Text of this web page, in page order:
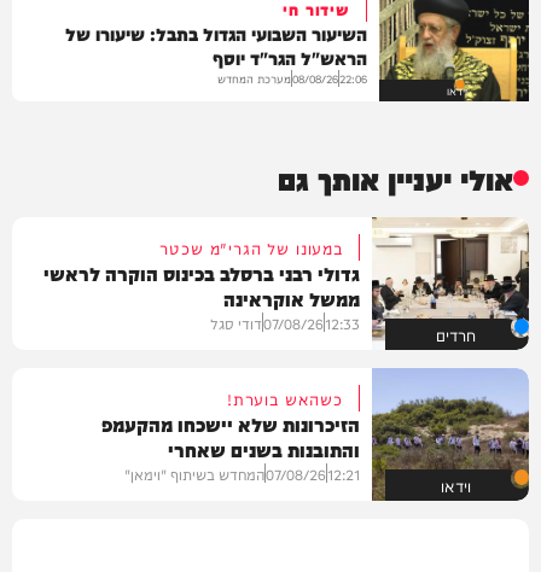
וידאו
שידור חי
השיעור השבועי הגדול בתבל: שיעורו של
הראש"ל הגר"ד יוסף
22:06
08/08/26מערכת המחדש
אולי יעניין אותך גם
חרדים
במעונו של הגרי"מ שכטר
גדולי רבני ברסלב בכינוס הוקרה לראשי
ממשל אוקראינה
12:33
07/08/26דודי סגל
וידאו
כשהאש בוערת!
הזיכרונות שלא יישכחו מהקעמפ
והתובנות בשנים שאחרי
12:21
07/08/26המחדש בשיתוף "וימאן"